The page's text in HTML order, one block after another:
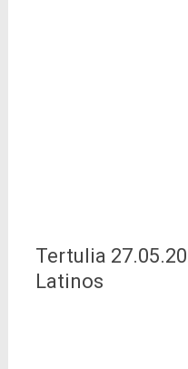
Tertulia
Latinos